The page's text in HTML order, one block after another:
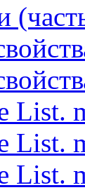
List.
List.
List.